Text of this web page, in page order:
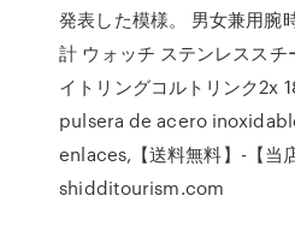
発表した模様。 男女兼用腕
計 ウォッチ ステンレススチ
イトリングコルトリンク2x
pulsera de acero
enlaces,【送料無料】-【当
shidditourism.com